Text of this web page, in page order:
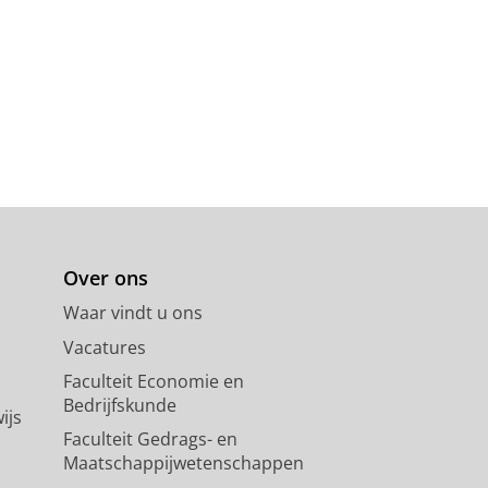
Over ons
Waar vindt u ons
Vacatures
Faculteit Economie en
Bedrijfskunde
Faculteit Gedrags- en
Maatschappijwetenschappen